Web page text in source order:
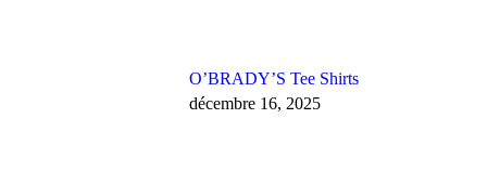
O’BRADY’S Tee Shirts
décembre 16, 2025